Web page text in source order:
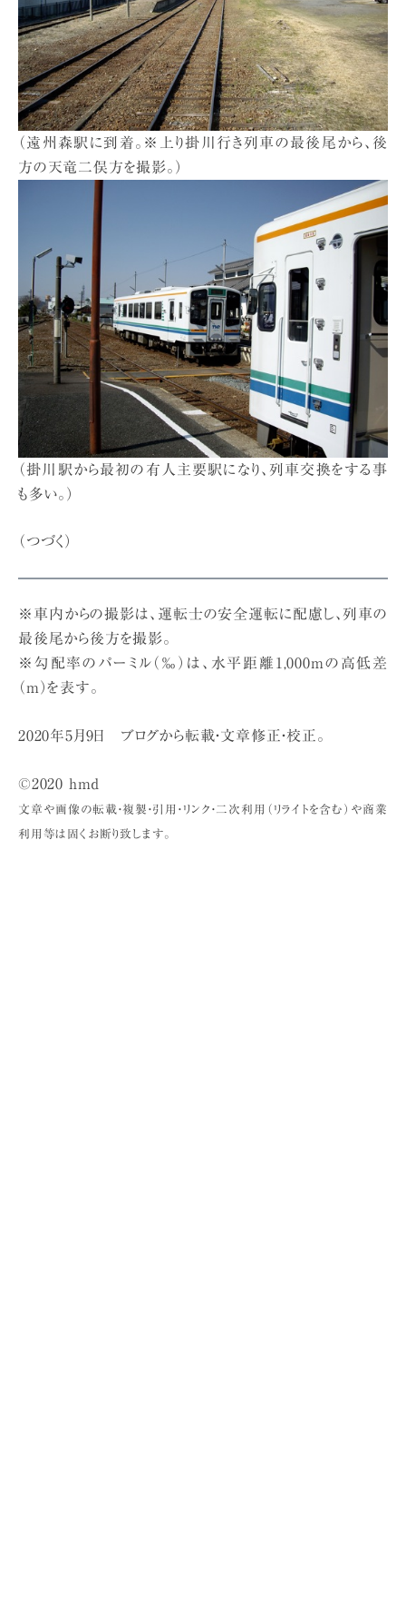
（遠州森駅に到着。※上り掛川行き列車の最後尾から、後
方の天竜二俣方を撮影。）
（掛川駅から最初の有人主要駅になり、列車交換をする事
も多い。）
（つづく）
※車内からの撮影は、運転士の安全運転に配慮し、列車の
最後尾から後方を撮影。
※勾配率のパーミル（‰）は、水平距離1,000mの高低差
（m）を表す。
2020年5月9日 ブログから転載・文章修正・校正。
©2020 hmd
文章や画像の転載・複製・引用・リンク・二次利用（リライトを含む）や商業
利用等は固くお断り致します。